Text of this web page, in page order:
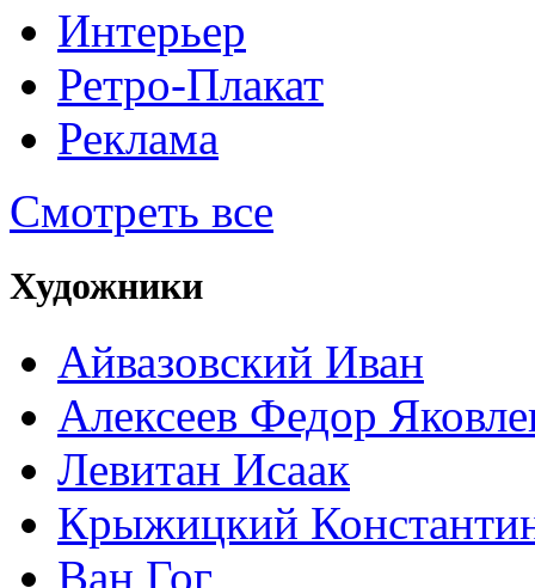
Интерьер
Ретро-Плакат
Реклама
Смотреть все
Художники
Айвазовский Иван
Алексеев Федор
Левитан Исаак
Крыжицкий
Ван Гог